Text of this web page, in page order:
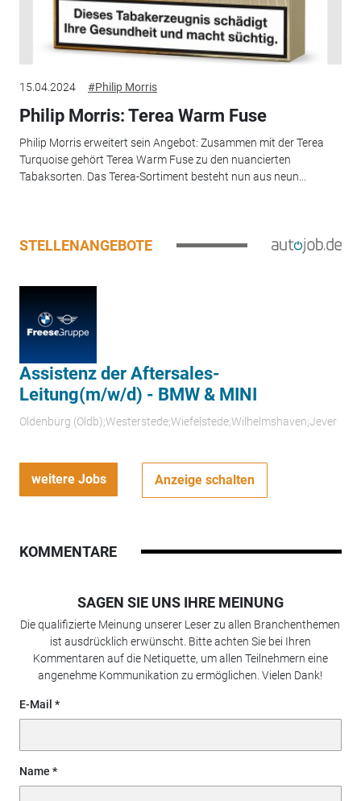
15.04.2024 #Philip Morris
Philip Morris: Terea Warm Fuse
Philip Morris erweitert sein Angebot: Zusammen mit der Terea
Turquoise gehört Terea Warm Fuse zu den nuancierten
Tabaksorten. Das Terea-Sortiment besteht nun aus neun...
STELLENANGEBOTE
Assistenz der Aftersales-
Leitung(m/w/d) - BMW & MINI
Oldenburg (Oldb);Westerstede;Wiefelstede;Wilhelmshaven;Jever
weitere Jobs Anzeige schalten
KOMMENTARE
SAGEN SIE UNS IHRE MEINUNG
Die qualifizierte Meinung unserer Leser zu allen Branchenthemen
ist ausdrücklich erwünscht. Bitte achten Sie bei Ihren
Kommentaren auf die Netiquette, um allen Teilnehmern eine
angenehme Kommunikation zu ermöglichen. Vielen Dank!
E-Mail
Name